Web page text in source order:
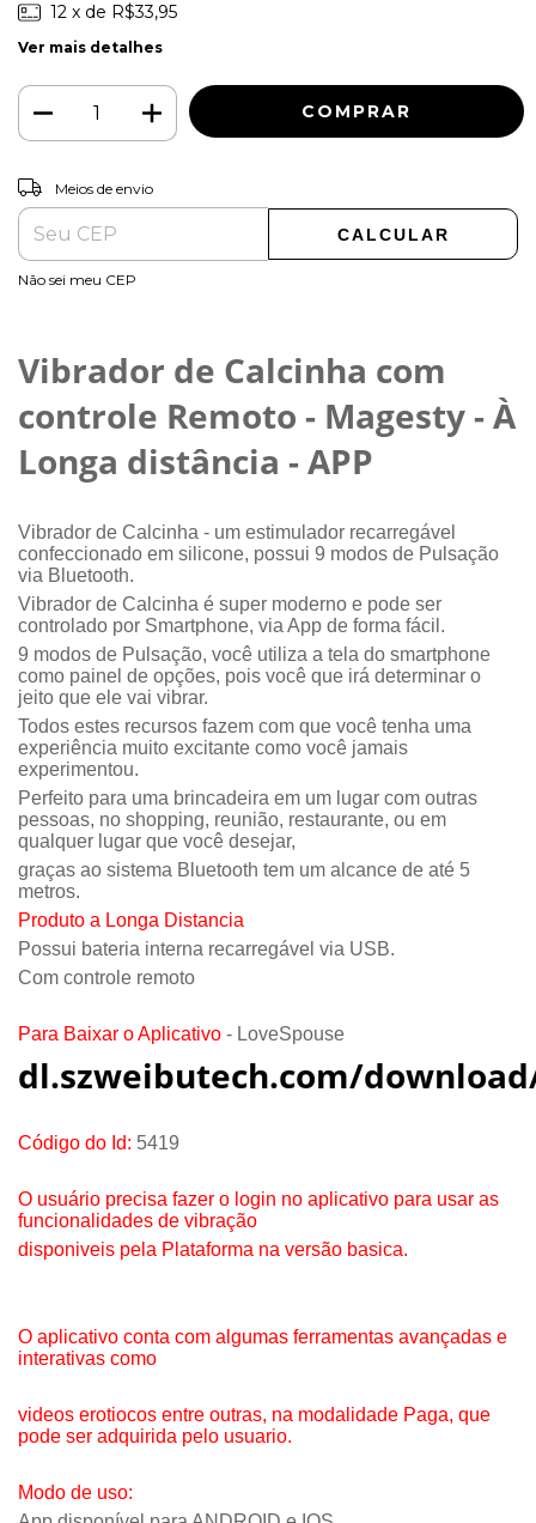
12 x de R$33,95
Ver mais detalhes
Entregas para o CEP:
Meios de envio
CALCULAR
Não sei meu CEP
Vibrador de Calcinha com
controle Remoto - Magesty - À
Longa distância - APP
Vibrador de Calcinha - um estimulador recarregável
confeccionado em silicone, possui 9 modos de Pulsação
via Bluetooth.
Vibrador de Calcinha é super moderno e pode ser
controlado por Smartphone, via App de forma fácil.
9 modos de Pulsação, você utiliza a tela do smartphone
como painel de opções, pois você que irá determinar o
jeito que ele vai vibrar.
Todos estes recursos fazem com que você tenha uma
experiência muito excitante como você jamais
experimentou.
Perfeito para uma brincadeira em um lugar com outras
pessoas, no shopping, reunião, restaurante, ou em
qualquer lugar que você desejar,
graças ao sistema Bluetooth tem um alcance de até 5
metros.
Produto a Longa Distancia
Possui bateria interna recarregável via USB.
Com controle remoto
Para Baixar o Aplicativo - LoveSpouse
dl.szweibutech.com/
Código do Id: 5419
O usuário precisa fazer o login no aplicativo para usar as
funcionalidades de vibração
disponiveis pela Plataforma na versão basica.
O aplicativo conta com algumas ferramentas avançadas e
interativas como
videos erotiocos entre outras, na modalidade Paga, que
pode ser adquirida pelo usuario.
Modo de uso: